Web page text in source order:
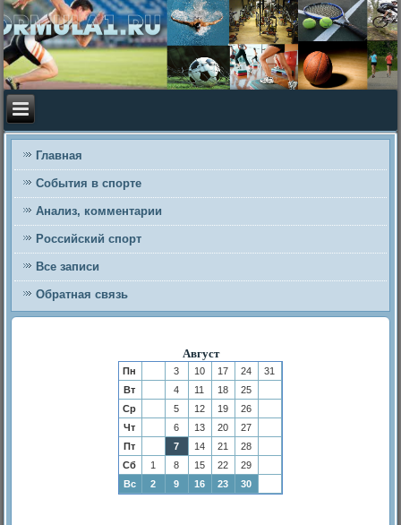
Главная
События в спорте
Анализ, комментарии
Российский спорт
Все записи
Обратная связь
Август
Пн 3 10 17 24
31
Вт
4 11 18
25
Ср
5 12 19
26
Чт
6 13 20
27
Пт
7 14 21
28
Сб
1 8 15 22
29
Вс
2 9 16 23 30